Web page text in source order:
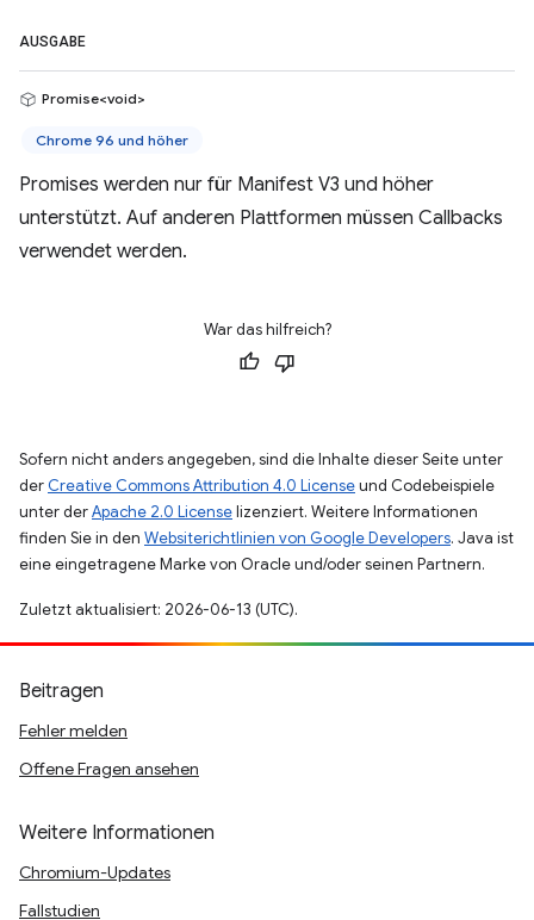
AUSGABE
Promise<void>
Chrome 96 und höher
Promises werden nur für Manifest V3 und höher
unterstützt. Auf anderen Plattformen müssen Callbacks
verwendet werden.
War das hilfreich?
Sofern nicht anders angegeben, sind die Inhalte dieser Seite unter
der Creative Commons Attribution 4.0 Licenseund Codebeispiele
unter derApache 2.0 Licenselizenziert. Weitere Informationen
finden Sie in den Websiterichtlinien von Google Developers. Java ist
eine eingetragene Marke von Oracle und/oder seinen Partnern.
Zuletzt aktualisiert: 2026-06-13 (UTC).
Beitragen
Fehler melden
Offene Fragen ansehen
Weitere Informationen
Chromium-Updates
Fallstudien